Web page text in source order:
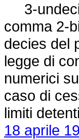
3-
comma 2-
decies del
legge di
numerici
caso di
limiti
18 aprile